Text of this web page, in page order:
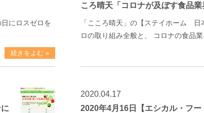
にロスゼロを
続きをよむ »
ころ晴天「コロナが及ぼす食品業
「こころ晴天」の【ステイホーム
ロの取り組み全般と、 コロナの食品
2020.04.17
2020年4月16日【エシカル・フ